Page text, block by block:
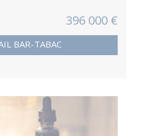
396 000 €
BAR-TABAC